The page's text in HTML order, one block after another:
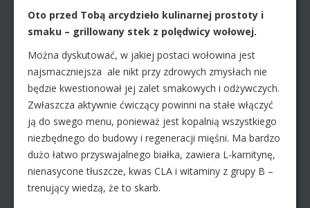
Oto przed Tobą arcydzieło kulinarnej prostoty i
smaku – grillowany stek z polędwicy wołowej.
Można dyskutować, w jakiej postaci wołowina jest
najsmaczniejsza ale nikt przy zdrowych zmysłach nie
będzie kwestionował jej zalet smakowych i odżywczych.
Zwłaszcza aktywnie ćwiczący powinni na stałe włączyć
ją do swego menu, ponieważ jest kopalnią wszystkiego
niezbędnego do budowy i regeneracji mięśni. Ma bardzo
dużo łatwo przyswajalnego białka, zawiera L-karnitynę,
nienasycone tłuszcze, kwas CLA i witaminy z grupy B –
trenujący wiedzą, że to skarb.